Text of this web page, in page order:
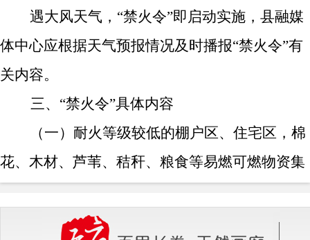
遇大风天气， “禁火令”即启动实施，县融媒
体中心应根据天气预报情况及时播报“禁火令”有
关内容。
三、 “禁火令”具体内容
（一）耐火等级较低的棚户区、住宅区，棉
花、木材、芦苇、秸秆、粮食等易燃可燃物资集
火作业或焚烧物品、垃圾；